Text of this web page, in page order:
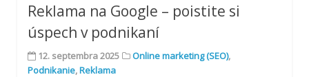
Reklama na Google – poistite si
úspech v podnikaní
12. septembra 2025 Online marketing (SEO),
Podnikanie,Reklama